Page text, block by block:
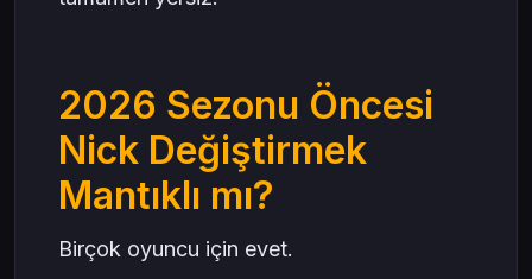
2026 Sezonu Öncesi
Nick Değiştirmek
Mantıklı mı?
Birçok oyuncu için evet.